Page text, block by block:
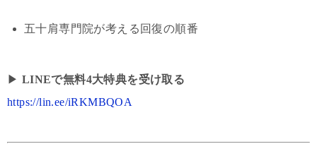
五十肩専門院が考える回復の順番
▶︎ LINEで無料4大特典を受け取る
https://lin.ee/iRKMBQOA